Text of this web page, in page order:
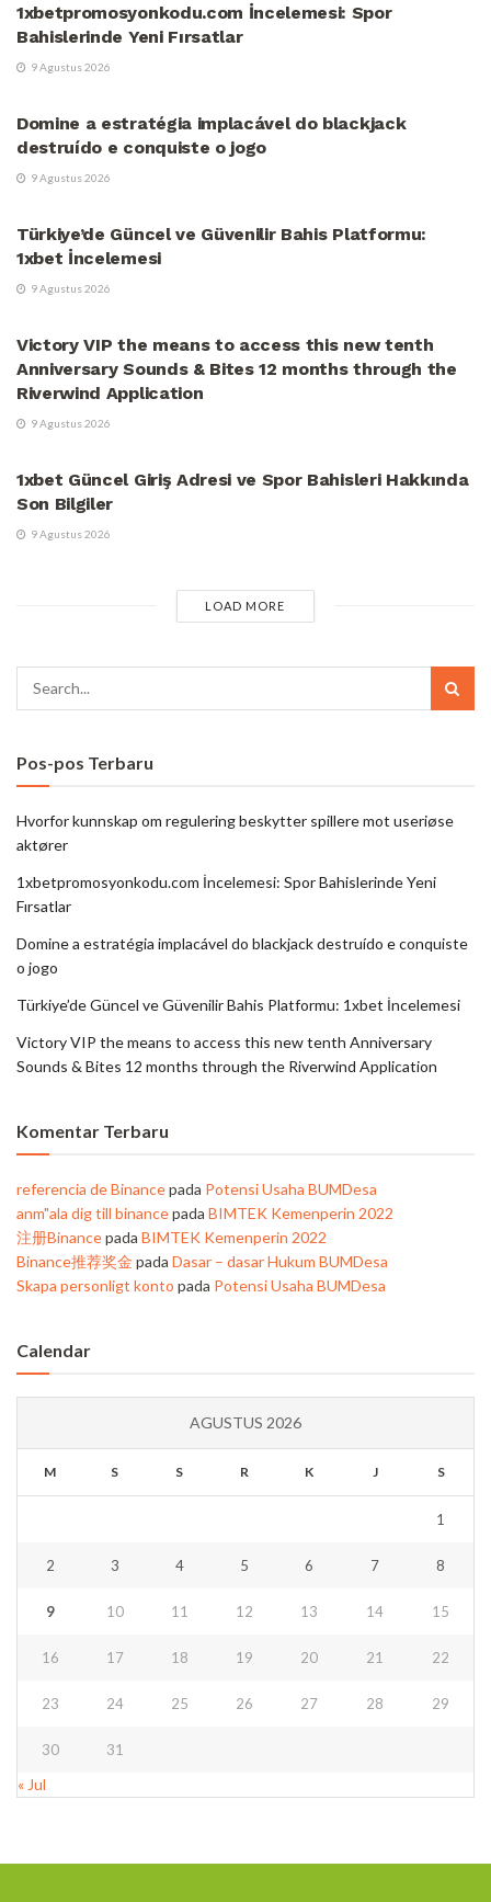
1xbetpromosyonkodu.com İncelemesi: Spor
Bahislerinde Yeni Fırsatlar
9 Agustus 2026
Domine a estratégia implacável do blackjack
destruído e conquiste o jogo
9 Agustus 2026
Türkiye’de Güncel ve Güvenilir Bahis Platformu:
1xbet İncelemesi
9 Agustus 2026
Victory VIP the means to access this new tenth
Anniversary Sounds & Bites 12 months through the
Riverwind Application
9 Agustus 2026
1xbet Güncel Giriş Adresi ve Spor Bahisleri Hakkında
Son Bilgiler
9 Agustus 2026
LOAD MORE
Pos-pos Terbaru
Hvorfor kunnskap om regulering beskytter spillere mot useriøse
aktører
1xbetpromosyonkodu.com İncelemesi: Spor Bahislerinde Yeni
Fırsatlar
Domine a estratégia implacável do blackjack destruído e conquiste
o jogo
Türkiye’de Güncel ve Güvenilir Bahis Platformu: 1xbet İncelemesi
Victory VIP the means to access this new tenth Anniversary
Sounds & Bites 12 months through the Riverwind Application
Komentar Terbaru
referencia de Binancepada Potensi Usaha BUMDesa
anm"ala dig till binancepada BIMTEK Kemenperin 2022
注册Binancepada BIMTEK Kemenperin 2022
Binance推荐奖金 pada Dasar – dasar Hukum BUMDesa
Skapa personligt konto pada Potensi Usaha BUMDesa
Calendar
AGUSTUS 2026
M S S R K J S
1
2 3 4 5 6 7 8
9 10 11 12 13 14 15
16 17 18 19 20 21 22
23 24 25 26 27 28 29
30 31
« Jul